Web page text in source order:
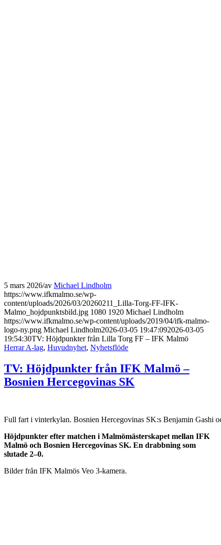
5 mars 2026/av Michael Lindholm
https://www.ifkmalmo.se/wp-
content/uploads/2026/03/20260211_Lilla-Torg-FF-IFK-
Malmo_hojdpunktsbild.jpg 1080 1920 Michael Lindholm
https://www.ifkmalmo.se/wp-content/uploads/2019/04/ifk-malmo-
logo-ny.png Michael Lindholm2026-03-05 19:47:092026-03-05
19:54:30TV: Höjdpunkter från Lilla Torg FF – IFK Malmö
Herrar A-lag, Huvudnyhet, Nyhetsflöde
TV: Höjdpunkter från IFK Malmö –
Bosnien Hercegovinas SK
Full fart i vinterkylan. Bosnien Hercegovinas SK:s Benjamin
Höjdpunkter efter matchen i Malmömästerskapet mellan IFK
Malmö och Bosnien Hercegovinas SK. En drabbning som
slutade 2–0.
Bilder från IFK Malmös Veo 3-kamera.